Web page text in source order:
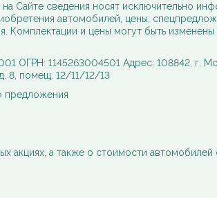
Сайте сведения носят исключительно
автомобилей, цены,
Комплектации и цены могут быть изменены
1145263004501 Адрес: 108842, г.
8, помещ. 12/11/12/13
предложения
акциях, а также о стоимости автомобилей